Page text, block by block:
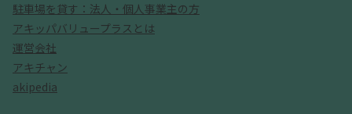
駐車場を貸す：法人・個人事業主の方
アキッパバリュープラスとは
運営会社
アキチャン
akipedia